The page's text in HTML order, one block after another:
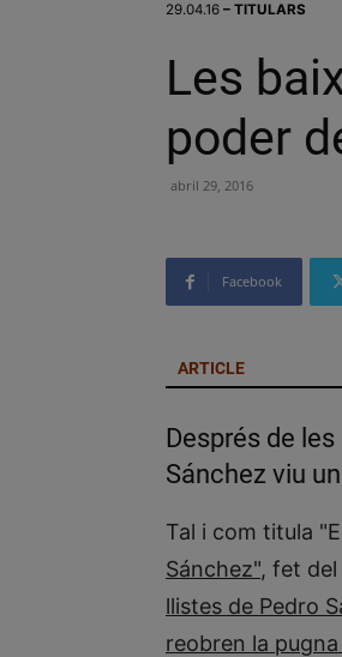
29.04.16 – TITULARS
Les
poder
abril 29, 2016
Facebook
ARTICLE
Després de
Sánchez viu
Tal i com titula
Sánchez", fet del
llistes de Pedro
reobren la